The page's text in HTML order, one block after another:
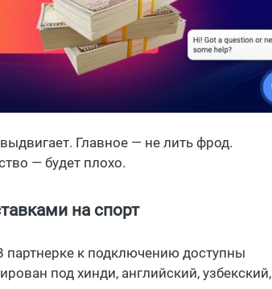
Главное — не лить фрод.
— будет плохо.
на спорт
партнерке к подключению доступны
под хинди, английский, узбекский,